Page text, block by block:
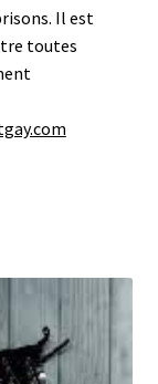
Il est
toutes